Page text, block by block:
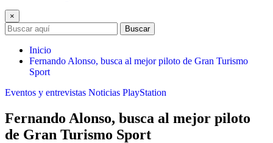
×
Buscar
Inicio
Fernando Alonso, busca al mejor piloto de Gran Turismo
Sport
Eventos y entrevistas Noticias PlayStation
Fernando Alonso, busca al mejor piloto
de Gran Turismo Sport